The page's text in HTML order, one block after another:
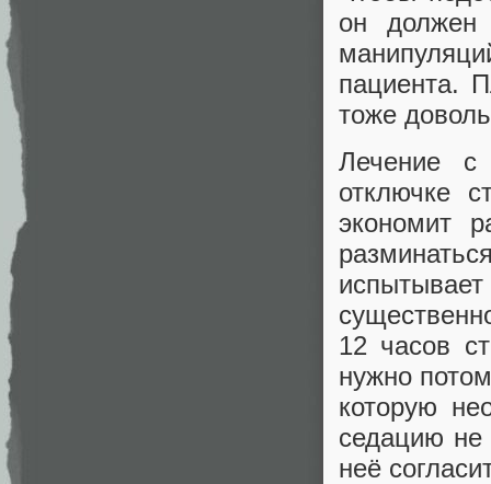
он должен
пациента.
тоже
Лечение с
отключке
экономит
12 часов
нужно
которую
седацию не
неё